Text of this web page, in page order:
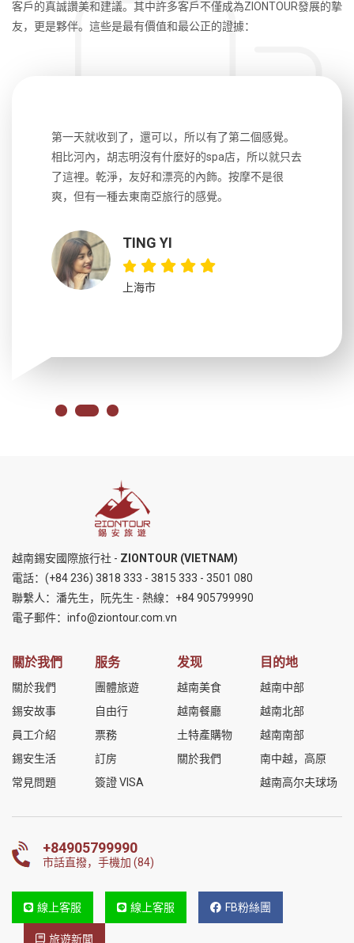
客戶的真誠讚美和建議。其中許多客戶不僅成為ZIONTOUR發展的摯
友，更是夥伴。這些是最有價值和最公正的證據：
第一天就收到了，還可以，所以有了第二個感覺。
相比河內，胡志明沒有什麼好的spa店，所以就只去
了這裡。乾淨，友好和漂亮的內飾。按摩不是很
爽，但有一種去東南亞旅行的感覺。
TING YI
上海市
越南錫安國際旅行社 - ZIONTOUR (VIETNAM)
電話： (+84 236) 3818 333 - 3815 333 - 3501 080
聯繫人：潘先生，阮先生 - 熱線： +84 905799990
電子郵件： info@ziontour.com.vn
關於我們
關於我們
錫安故事
員工介紹
錫安生活
常見問題
服务
團體旅遊
自由行
票務
訂房
簽證 VISA
发现
越南美食
越南餐廳
土特產購物
關於我們
目的地
越南中部
越南北部
越南南部
南中越，高原
越南高尔夫球场
+84905799990
市話直撥，手機加 (84)
線上客服 線上客服 FB粉絲團
旅遊新聞